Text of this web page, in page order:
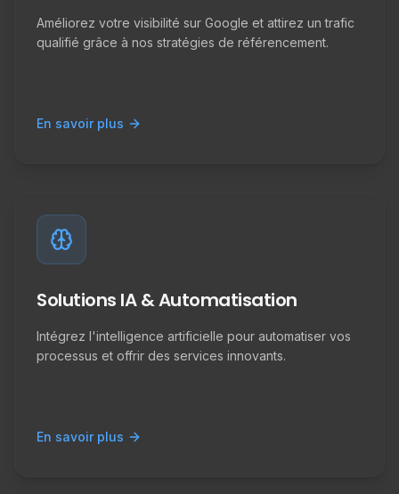
Améliorez votre visibilité sur Google et attirez un trafic
qualifié grâce à nos stratégies de référencement.
En savoir plus
Solutions IA & Automatisation
Intégrez l'intelligence artificielle pour automatiser vos
processus et offrir des services innovants.
En savoir plus